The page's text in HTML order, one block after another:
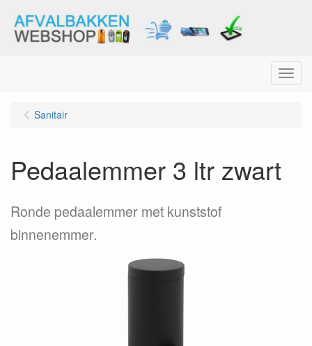
Menu
Sanitair
Pedaalemmer 3 ltr zwart
Ronde pedaalemmer met kunststof
binnenemmer.